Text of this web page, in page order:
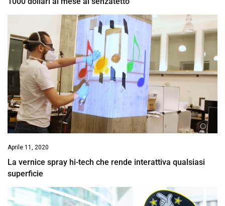
Aprile 11, 2020
La vernice spray hi-tech che rende interattiva qualsiasi
superficie